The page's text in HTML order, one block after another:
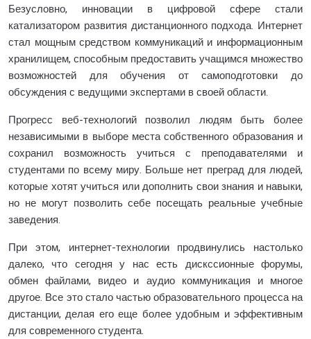
Безусловно, инновации в цифровой сфере стали
катализатором развития дистанционного подхода. Интернет
стал мощным средством коммуникаций и информационным
хранилищем, способным предоставить учащимся множество
возможностей для обучения от самоподготовки до
обсуждения с ведущими экспертами в своей области.
Прогресс веб-технологий позволил людям быть более
независимыми в выборе места собственного образования и
сохранил возможность учиться с преподавателями и
студентами по всему миру. Больше нет преград для людей,
которые хотят учиться или дополнить свои знания и навыки,
но не могут позволить себе посещать реальные учебные
заведения.
При этом, интернет-технологии продвинулись настолько
далеко, что сегодня у нас есть дискссионные форумы,
обмен файлами, видео и аудио коммуникация и многое
другое. Все это стало частью образовательного процесса на
дистанции, делая его еще более удобным и эффективным
для современного студента.